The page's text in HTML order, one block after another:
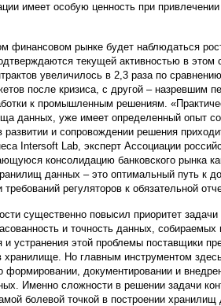
имеет особую ценность при
финансовом рынке будет наблюдаться
текущей активностью в этом
увеличилось в 2,3 раза по
после кризиса, с другой – назревшим
к промышленным решениям.
данных, уже имеет определенный опыт
и сопровождении решения
Intersoft Lab, эксперт Ассоциации
консолидацию банковского рынка
данных – это оптимальный путь к
регуляторов к обязательной
существенно повысил приоритет задачи
и точность данных, собираемых
устранения этой проблемы поставщики
Но главным инструментом
формировании, документировании и
Именно сложности в решении задачи
болевой точкой в построении хранилищ